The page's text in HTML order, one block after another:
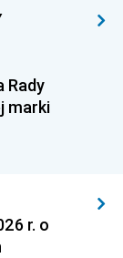
Rady
marki
r. o